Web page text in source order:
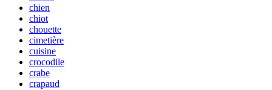
chien
chiot
chouette
cimetière
cuisine
crocodile
crabe
crapaud